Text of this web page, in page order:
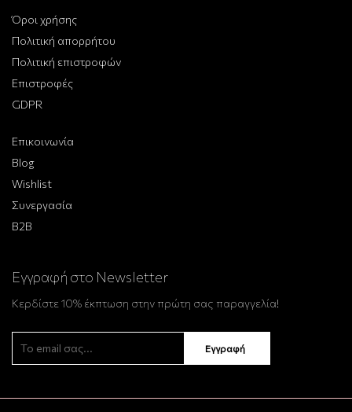
Όροι χρήσης
Πολιτική απορρήτου
Πολιτική επιστροφών
Επιστροφές
GDPR
Επικοινωνία
Blog
Wishlist
Συνεργασία
B2B
Εγγραφή στο Newsletter
Κερδίστε 10% έκπτωση στην πρώτη σας παραγγελία!
Εγγραφή